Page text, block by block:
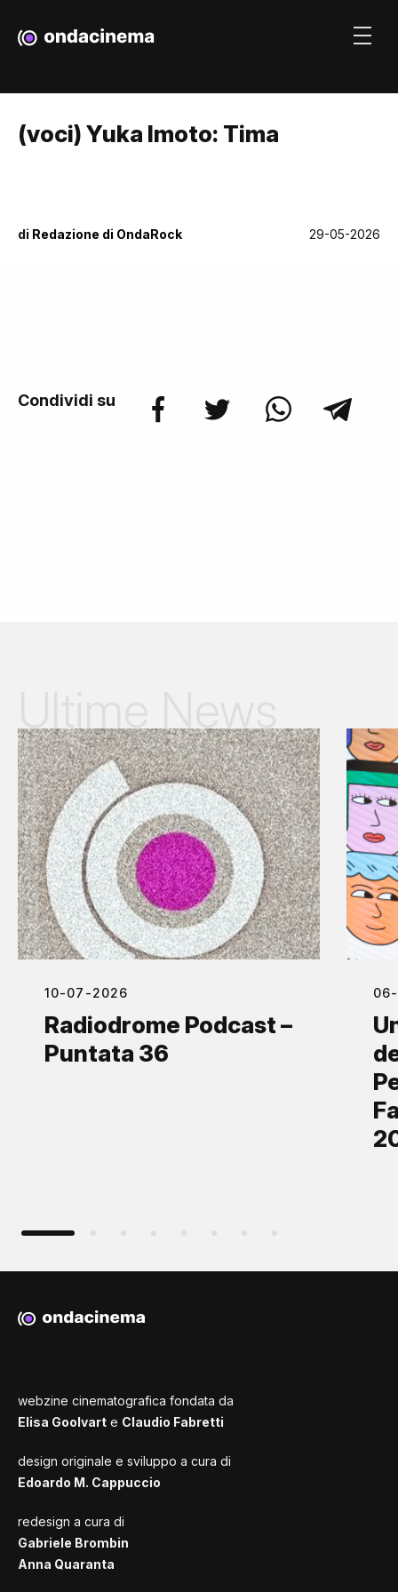
(voci) Yuka Imoto: Tima
di Redazione di OndaRock 29-05-2026
Condividi su
10-07-2026
Radiodrome Podcast –
Puntata 36
webzine cinematografica fondata da
Elisa Goolvart e Claudio Fabretti
design originale e sviluppo a cura di
Edoardo M. Cappuccio
redesign a cura di
Gabriele Brombin
Anna Quaranta